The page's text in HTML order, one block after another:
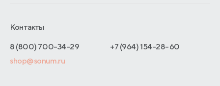
Отзывы покупателей
Как оформить заказ
Адреса магазинов
Договор-оферты
Отельерам
Оптовые продажи
Контакты
8 (800) 700-34-29
+7 (964) 154-28-60
shop@sonum.ru